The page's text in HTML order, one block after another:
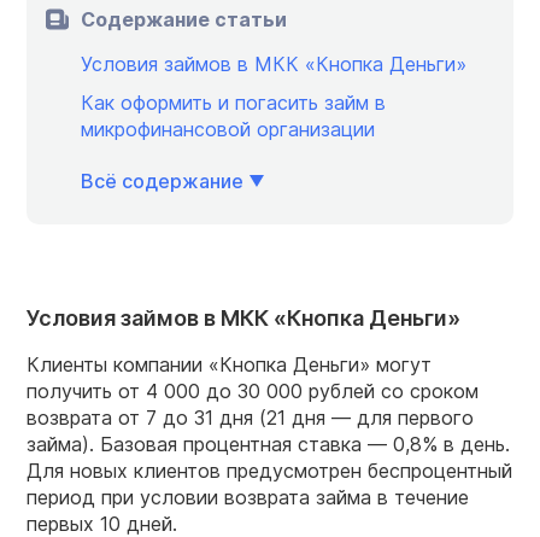
Содержание статьи
Условия займов в МКК «Кнопка Деньги»
Как оформить и погасить займ в
микрофинансовой организации
Всё содержание
Условия займов в МКК «Кнопка Деньги»
Клиенты компании «Кнопка Деньги» могут
получить от 4 000 до 30 000 рублей со сроком
возврата от 7 до 31 дня (21 дня — для первого
займа). Базовая процентная ставка — 0,8% в день.
Для новых клиентов предусмотрен беспроцентный
период при условии возврата займа в течение
первых 10 дней.